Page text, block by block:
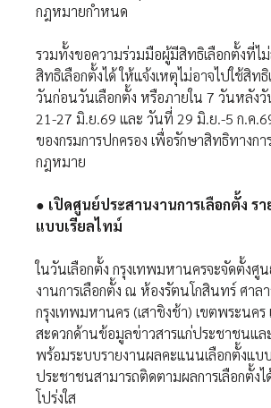
กฎหมายกำหนด
รวมทั้งขอความร่วมมือผู้มีสิทธิเลือกตั้งที่ไ
สิทธิเลือกตั้งได้ ให้แจ้งเหตุไม่อาจไปใช้สิท
วันก่อนวันเลือกตั้ง หรือภายใน 7 วันหลังวั
21-27 มิ.ย.69 และ วันที่ 29 มิ.ย.-5 ก.ค
ของกรมการปกครอง เพื่อรักษาสิทธิทางกา
กฎหมาย
● เปิดศูนย์ประสานงานการเลือกตั้ง ร
แบบเรียลไทม์
ในวันเลือกตั้ง กรุงเทพมหานครจะจัดตั้งศู
งานการเลือกตั้ง ณ ห้องรัตนโกสินทร์ ศาลา
กรุงเทพมหานคร (เสาชิงช้า) เขตพระนค
สะดวกด้านข้อมูลข่าวสารแก่ประชาชนแ
พร้อมระบบรายงานผลคะแนนเลือกตั้งแบ
ประชาชนสามารถติดตามผลการเลือกตั้งไ
โปร่งใส